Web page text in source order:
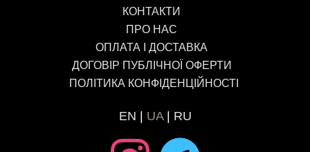
КОНТАКТИ
ПРО НАС
ОПЛАТА І ДОСТАВКА
ДОГОВІР ПУБЛІЧНОЇ ОФЕРТИ
ПОЛІТИКА КОНФІДЕНЦІЙНОСТІ
EN UA RU